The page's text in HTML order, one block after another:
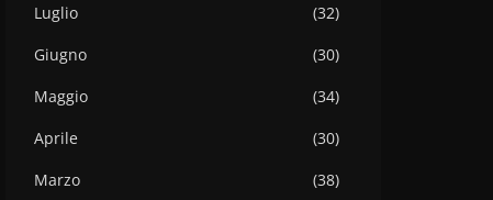
Luglio
(32)
Giugno
(30)
Maggio
(34)
Aprile
(30)
Marzo
(38)